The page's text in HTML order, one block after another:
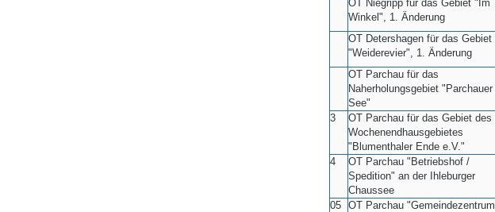
OT Niegripp für das Gebiet "Im
Winkel", 1. Änderung
OT Detershagen für das Gebiet
"Weiderevier", 1. Änderung
OT Parchau für das
Naherholungsgebiet "Parchauer
See"
3
OT Parchau für das Gebiet des
Wochenendhausgebietes
"Blumenthaler Ende e.V."
4
OT Parchau "Betriebshof /
Spedition" an der Ihleburger
Chaussee
05
OT Parchau "Gemeindezentrum